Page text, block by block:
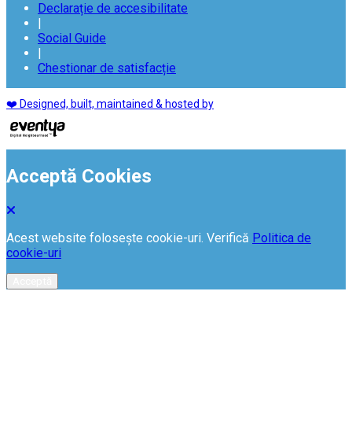
Declarație de accesibilitate
Social Guide
Chestionar de satisfacție
❤️ Designed, built, maintained & hosted by
Acceptă Cookies
Acest website folosește cookie-uri. Verifică Politica de
cookie-uri